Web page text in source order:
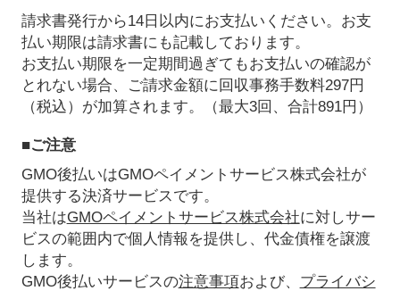
請求書発行から14日以内にお支払いください。お支
払い期限は請求書にも記載しております。
お支払い期限を一定期間過ぎてもお支払いの確認が
とれない場合、ご請求金額に回収事務手数料297円
（税込）が加算されます。（最大3回、合計891円）
■ご注意
GMO後払いはGMOペイメントサービス株式会社が
提供する決済サービスです。
当社はGMOペイメントサービス株式会社に対しサー
ビスの範囲内で個人情報を提供し、代金債権を譲渡
します。
GMO後払いサービスの注意事項および、 プライバシ